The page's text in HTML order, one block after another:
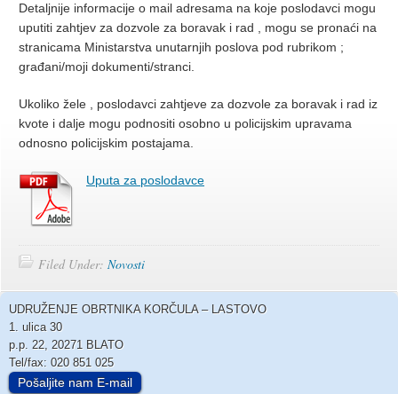
Detaljnije informacije o mail adresama na koje poslodavci mogu
uputiti zahtjev za dozvole za boravak i rad , mogu se pronaći na
stranicama Ministarstva unutarnjih poslova pod rubrikom ;
građani/moji dokumenti/stranci.
Ukoliko žele , poslodavci zahtjeve za dozvole za boravak i rad iz
kvote i dalje mogu podnositi osobno u policijskim upravama
odnosno policijskim postajama.
Uputa za poslodavce
Filed Under: Novosti
UDRUŽENJE OBRTNIKA KORČULA – LASTOVO
1. ulica 30
p.p. 22, 20271 BLATO
Tel/fax: 020 851 025
Pošaljite nam E-mail